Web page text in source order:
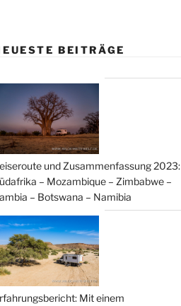
BEITRÄGE
und Zusammenfassung 2023:
– Mozambique – Zimbabwe –
– Botswana – Namibia
Mit einem